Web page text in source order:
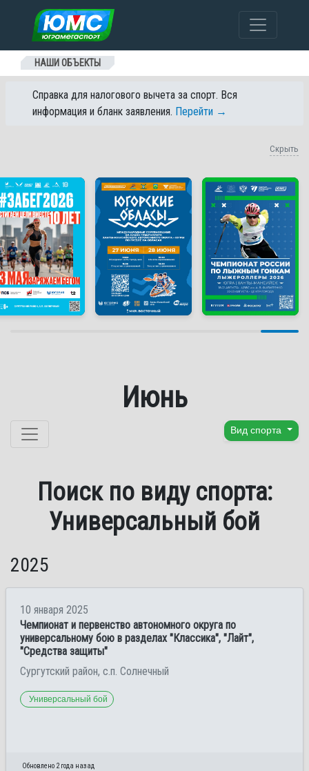
Перейти к содержанию
НАШИ ОБЪЕКТЫ
Справка для налогового вычета за спорт. Вся
информация и бланк заявления. Перейти →
Скрыть
Июнь
Перейти к содержанию Вид спорта
Поиск по виду спорта:
Универсальный бой
2025
10 января 2025
Чемпионат и первенство автономного округа по
универсальному бою в разделах "Классика", "Лайт",
"Средства защиты"
Сургутский район, с.п. Солнечный
Универсальный бой
Обновлено 2 года назад